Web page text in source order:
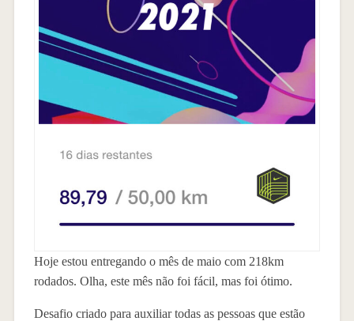
Hoje estou entregando o mês de maio com 218km
rodados. Olha, este mês não foi fácil, mas foi ótimo.
Desafio criado para auxiliar todas as pessoas que estão